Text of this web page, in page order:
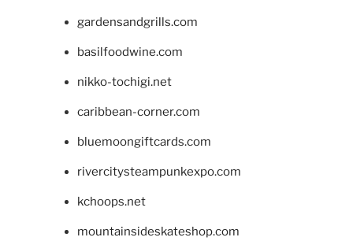
gardensandgrills.com
basilfoodwine.com
nikko-tochigi.net
caribbean-corner.com
bluemoongiftcards.com
rivercitysteampunkexpo.com
kchoops.net
mountainsideskateshop.com